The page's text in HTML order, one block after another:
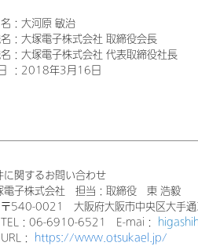
： 大河原 敏治
： 大塚電子株式会社 取締役会長
： 大塚電子株式会社 代表取締役社長
： 2018年3月16日
関するお問い合わせ
子株式会社 担当：取締役 東 浩毅
0021 大阪府大阪市中央区大手通3-
06-6910-6521 E-mai：
： https://www.otsukael.jp/